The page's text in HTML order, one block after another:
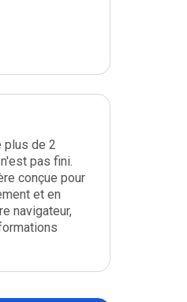
plus de 2
pas fini.
conçue pour
et en
navigateur,